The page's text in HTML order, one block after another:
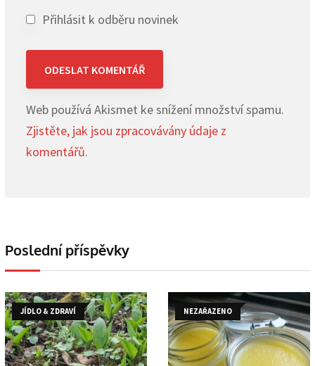
Přihlásit k odběru novinek
Web používá Akismet ke snížení množství spamu.
Zjistěte, jak jsou zpracovávány údaje z
komentářů.
Poslední příspěvky
JÍDLO & ZDRAVÍ NEZAŘAZENO